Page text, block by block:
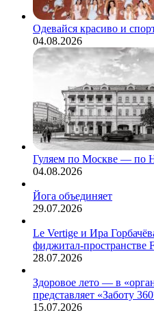
Одевайся красиво и
04.08.2026
Гуляем по Москве — по
04.08.2026
Йога объединяет
29.07.2026
Le Vertige и Ира
фиджитал-пространстве
28.07.2026
Здоровое лето — в
представляет «Заботу
15.07.2026